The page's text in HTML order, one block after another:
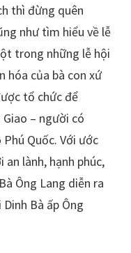
thì đừng quên
như tìm hiểu về lễ
trong những lễ hội
hóa của bà con xứ
tổ chức để
– người có
Quốc. Với ước
lành, hạnh phúc,
Ông Lang diễn ra
Bà ấp Ông